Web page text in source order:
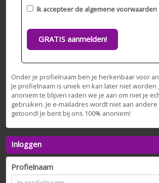
Ik accepteer de algemene voorwaarden
GRATIS aanmelden!
Onder je profielnaam ben je herkenbaar voor
Je profielnaam is uniek en kan later niet worden
anoniem te blijven raden we je aan om niet je
gebruiken. Je e-mailadres wordt niet aan
getoond! Je bent bij ons 100% anoniem!
Inloggen
Profielnaam